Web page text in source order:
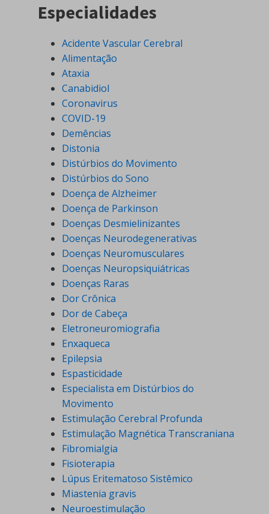
Especialidades
Acidente Vascular Cerebral
Alimentação
Ataxia
Canabidiol
Coronavirus
COVID-19
Demências
Distonia
Distúrbios do Movimento
Distúrbios do Sono
Doença de Alzheimer
Doença de Parkinson
Doenças Desmielinizantes
Doenças Neurodegenerativas
Doenças Neuromusculares
Doenças Neuropsiquiátricas
Doenças Raras
Dor Crônica
Dor de Cabeça
Eletroneuromiografia
Enxaqueca
Epilepsia
Espasticidade
Especialista em Distúrbios do
Movimento
Estimulação Cerebral Profunda
Estimulação Magnética Transcraniana
Fibromialgia
Fisioterapia
Lúpus Eritematoso Sistêmico
Miastenia gravis
Neuroestimulação